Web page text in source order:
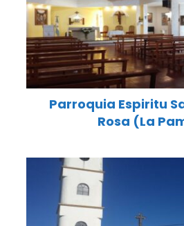
Parroquia Espiritu
Rosa (La